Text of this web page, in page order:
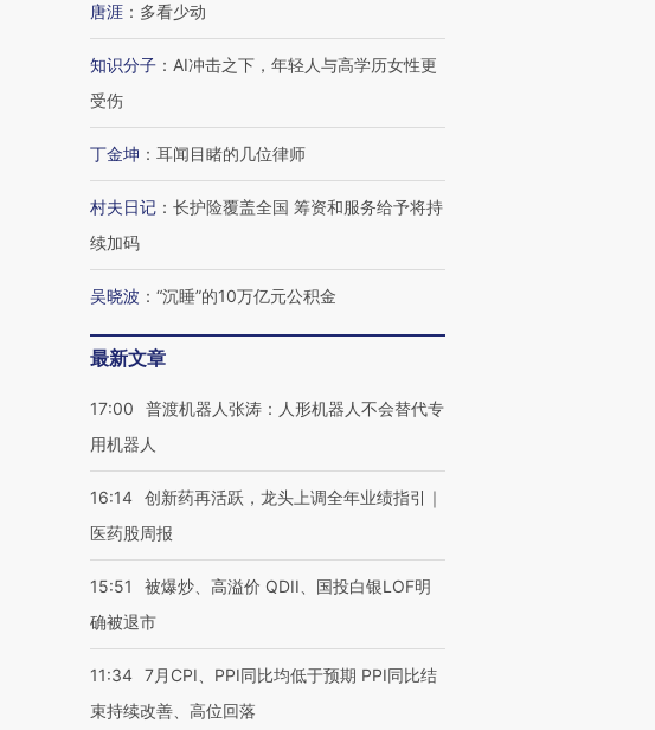
唐涯 ： 多看少动
知识分子 ： AI冲击之下，年轻人与高学历女性更
受伤
丁金坤 ： 耳闻目睹的几位律师
村夫日记 ： 长护险覆盖全国 筹资和服务给予将持
续加码
吴晓波 ： “沉睡”的10万亿元公积金
最新文章
17:00
普渡机器人张涛：人形机器人不会替代专
用机器人
16:14 创新药再活跃，龙头上调全年业绩指引｜
医药股周报
15:51
被爆炒、高溢价 QDII、国投白银LOF明
确被退市
11:34 7月CPI、PPI同比均低于预期 PPI同比结
束持续改善、高位回落